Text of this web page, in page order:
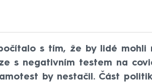
s tím, že by lidé mohli
s negativním testem na
by nestačil. Část